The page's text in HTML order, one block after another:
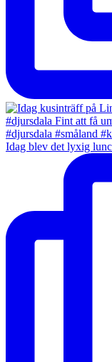
Idag blev det lyxig